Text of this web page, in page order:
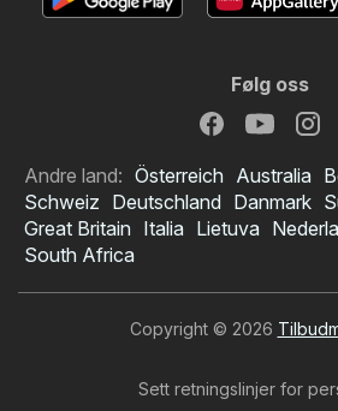
Følg oss
Andre land: Österreich Australia
Schweiz Deutschland Danmark
Great Britain Italia Lietuva
South Africa
Copyright © 2026
Sett retningslinjer for